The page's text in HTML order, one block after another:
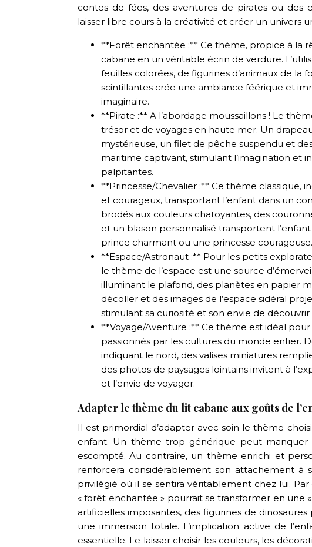
contes de fées, des aventures de pirates ou des
laisser libre cours à la créativité et créer un univers
**Forêt enchantée :** Ce thème, propice à la
cabane en un véritable écrin de verdure.
feuilles colorées, de figurines d’animaux de la
scintillantes crée une ambiance féérique et
imaginaire.
**Pirate :** A l’abordage moussaillons ! Le
trésor et de voyages en haute mer. Un
mystérieuse, un filet de pêche suspendu et
maritime captivant, stimulant l’imagination et
palpitantes.
**Princesse/Chevalier :** Ce thème classique,
et courageux, transportant l’enfant dans un
brodés aux couleurs chatoyantes, des
et un blason personnalisé transportent
prince charmant ou une princesse courageuse.
**Espace/Astronaut :** Pour les petits
le thème de l’espace est une source
illuminant le plafond, des planètes en papier
décoller et des images de l’espace sidéral
stimulant sa curiosité et son envie de découvrir
**Voyage/Aventure :** Ce thème est idéal
passionnés par les cultures du monde entier.
indiquant le nord, des valises miniatures
des photos de paysages lointains invitent à
et l’envie de voyager.
Adapter le thème du lit cabane aux goûts de
Il est primordial d’adapter avec soin le thème
enfant. Un thème trop générique peut manquer
escompté. Au contraire, un thème enrichi et
renforcera considérablement son attachement
privilégié où il se sentira véritablement chez lui.
« forêt enchantée » pourrait se transformer en une
artificielles imposantes, des figurines de
une immersion totale. L’implication active de
essentielle. Le laisser choisir les couleurs, les